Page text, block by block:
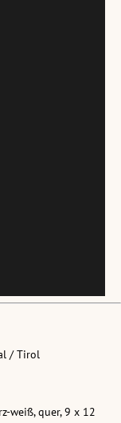
/ Tirol
weiß, quer, 9 x 12